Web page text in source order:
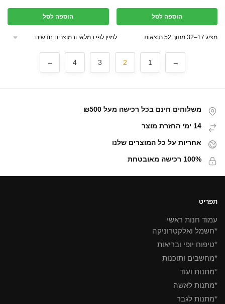
הוספה לסל הוספה לסל
מציג 17–32 מתוך 52 תוצאות
→
1
2
3
4
←
משלוחים חינם בכל רכישה מעל ₪500
14 ימי החזרת מוצר
אחריות על כל המוצרים שלנו
100% רכישה מאובטחת
תפריט
עמוד חנות ראשי
*חשמל ואלקטרוניקה
*טיפוח יופי ובריאות
*מחשבים ותוכנות
*מתנות ועוד
*מתנות לאשה
*מתנות לגבר